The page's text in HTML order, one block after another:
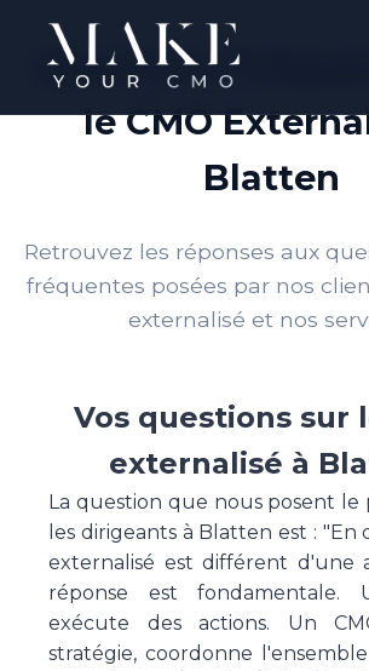
Questions
le CMO
Blatten
Retrouvez les réponses aux
fréquentes posées par nos
externalisé et nos
Vos questions sur
externalisé à
La question que nous posent le
les dirigeants à Blatten est : "En
externalisé est différent d'une
réponse est fondamentale.
exécute des actions. Un
stratégie, coordonne